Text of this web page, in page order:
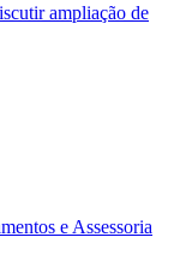
ampliação de